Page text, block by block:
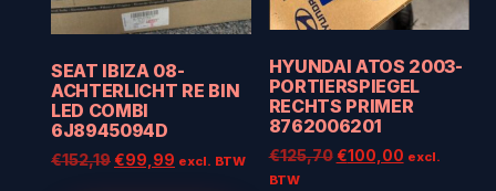
SEAT IBIZA 08-
ACHTERLICHT RE BIN
LED COMBI
6J8945094D
€152,19Oorspronkelijke
€99,99 Huidige
excl. BTW
HYUNDAI ATOS 2003-
PORTIERSPIEGEL
RECHTS PRIMER
8762006201
€125,70 Oorspronkelijke
€100,00Huidige
excl.
BTW